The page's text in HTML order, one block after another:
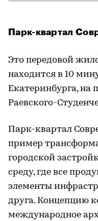
Парк-квартал
Это передовой
находится в 10
Екатеринбурга, на
Раевского-
Парк-квартал
пример
городской
среду, где все
элементы
друга. Концепцию
международное